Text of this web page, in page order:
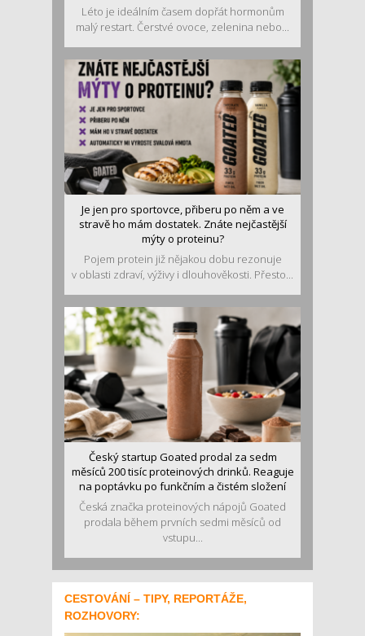
Léto je ideálním časem dopřát hormonům
malý restart. Čerstvé ovoce, zelenina nebo...
Je jen pro sportovce, přiberu po něm a ve
stravě ho mám dostatek. Znáte nejčastější
mýty o proteinu?
Pojem protein již nějakou dobu rezonuje
v oblasti zdraví, výživy i dlouhověkosti. Přesto...
Český startup Goated prodal za sedm
měsíců 200 tisíc proteinových drinků. Reaguje
na poptávku po funkčním a čistém složení
Česká značka proteinových nápojů Goated
prodala během prvních sedmi měsíců od
vstupu...
CESTOVÁNÍ – TIPY, REPORTÁŽE,
ROZHOVORY: